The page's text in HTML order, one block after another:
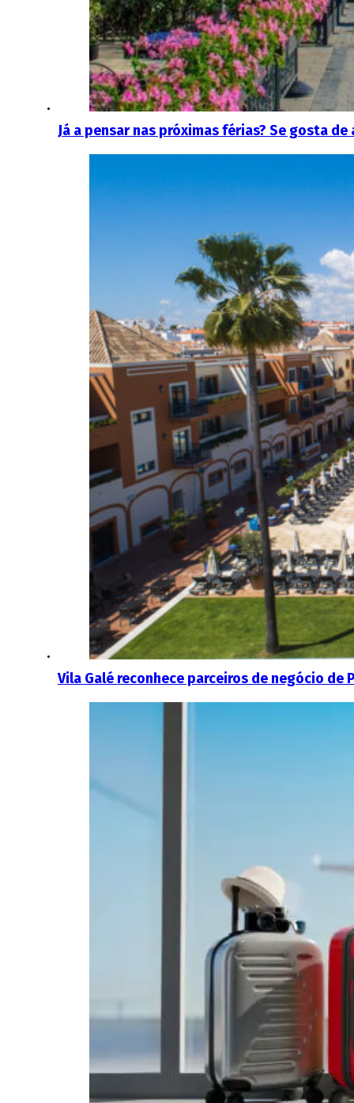
Já a pensar nas próximas férias? Se gosta
Vila Galé reconhece parceiros de negócio de